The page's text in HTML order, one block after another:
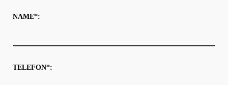
NAME*:
TELEFON*: